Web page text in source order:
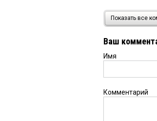
Показать все
Ваш
Имя
Комментарий